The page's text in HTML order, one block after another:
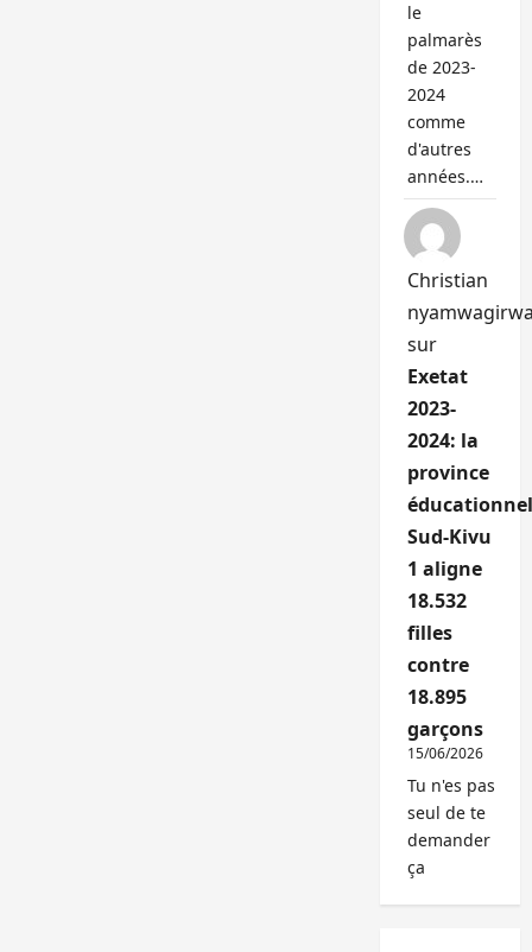
le
palmarès
de 2023-
2024
comme
d'autres
années.…
Christian
sur
Exetat
2023-
2024: la
province
Sud-Kivu
1 aligne
18.532
filles
contre
18.895
garçons
15/06/2026
Tu n'es pas
seul de te
demander
ça